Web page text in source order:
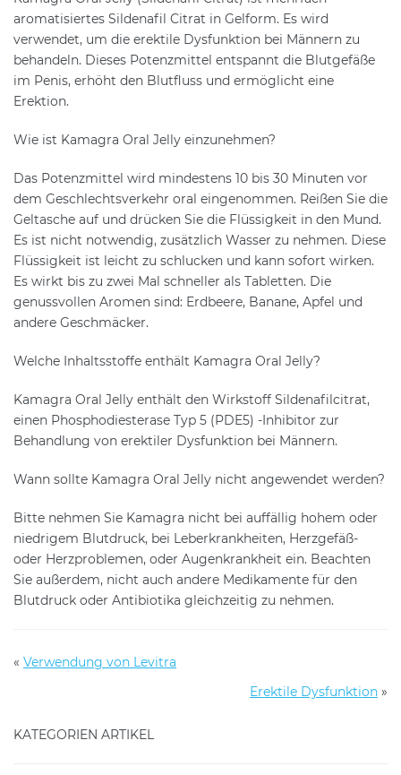
aromatisiertes Sildenafil Citrat in Gelform. Es wird
verwendet, um die erektile Dysfunktion bei Männern zu
behandeln. Dieses Potenzmittel entspannt die Blutgefäße
im Penis, erhöht den Blutfluss und ermöglicht eine
Erektion.
Wie ist Kamagra Oral Jelly einzunehmen?
Das Potenzmittel wird mindestens 10 bis 30 Minuten vor
dem Geschlechtsverkehr oral eingenommen. Reißen Sie die
Geltasche auf und drücken Sie die Flüssigkeit in den Mund.
Es ist nicht notwendig, zusätzlich Wasser zu nehmen. Diese
Flüssigkeit ist leicht zu schlucken und kann sofort wirken.
Es wirkt bis zu zwei Mal schneller als Tabletten. Die
genussvollen Aromen sind: Erdbeere, Banane, Apfel und
andere Geschmäcker.
Welche Inhaltsstoffe enthält Kamagra Oral Jelly?
Kamagra Oral Jelly enthält den Wirkstoff Sildenafilcitrat,
einen Phosphodiesterase Typ 5 (PDE5) -Inhibitor zur
Behandlung von erektiler Dysfunktion bei Männern.
Wann sollte Kamagra Oral Jelly nicht angewendet werden?
Bitte nehmen Sie Kamagra nicht bei auffällig hohem oder
niedrigem Blutdruck, bei Leberkrankheiten, Herzgefäß-
oder Herzproblemen, oder Augenkrankheit ein. Beachten
Sie außerdem, nicht auch andere Medikamente für den
Blutdruck oder Antibiotika gleichzeitig zu nehmen.
« Verwendung von Levitra
Erektile Dysfunktion »
KATEGORIEN ARTIKEL